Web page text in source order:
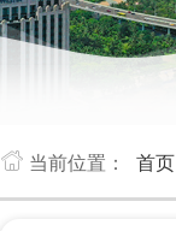
当前位置： 首页